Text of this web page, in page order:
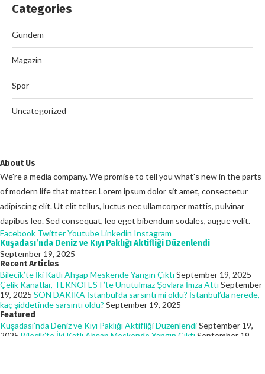
Categories
Gündem
Magazin
Spor
Uncategorized
About Us
We're a media company. We promise to tell you what's new in the parts
of modern life that matter. Lorem ipsum dolor sit amet, consectetur
adipiscing elit. Ut elit tellus, luctus nec ullamcorper mattis, pulvinar
dapibus leo. Sed consequat, leo eget bibendum sodales, augue velit.
Facebook TwitterYoutubeLinkedin Instagram
Kuşadası’nda Deniz ve Kıyı Paklığı Aktifliği Düzenlendi
September 19, 2025
Recent Articles
Bilecik’te İki Katlı Ahşap Meskende Yangın Çıktı September 19, 2025
Çelik Kanatlar, TEKNOFEST’te Unutulmaz Şovlara İmza Attı September
19, 2025 SON DAKİKA İstanbul’da sarsıntı mi oldu? İstanbul’da nerede,
kaç şiddetinde sarsıntı oldu? September 19, 2025
Featured
Kuşadası’nda Deniz ve Kıyı Paklığı Aktifliği DüzenlendiSeptember 19,
2025 Bilecik’te İki Katlı Ahşap Meskende Yangın Çıktı September 19,